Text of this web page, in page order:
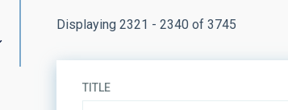
Displaying 2321 - 2340 of 3745
TITLE